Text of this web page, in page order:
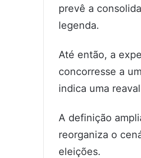
prevê a
legenda.
Até então, a
concorresse a
indica uma
A definição
reorganiza o
eleições.